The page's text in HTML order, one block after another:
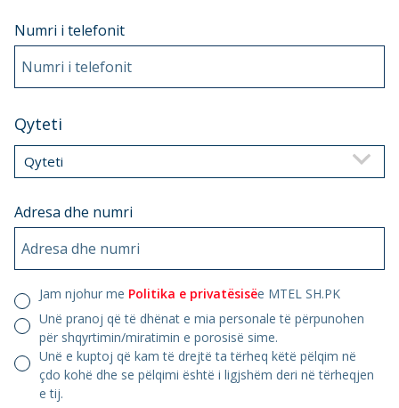
Numri i telefonit
Numri i telefonit
Qyteti
Qyteti
Adresa dhe numri
Adresa dhe numri
Jam njohur me Politika e privatësisëe MTEL SH.PK
Unë pranoj që të dhënat e mia personale të përpunohen
për shqyrtimin/miratimin e porosisë sime.
Unë e kuptoj që kam të drejtë ta tërheq këtë pëlqim në
çdo kohë dhe se pëlqimi është i ligjshëm deri në tërheqjen
e tij.